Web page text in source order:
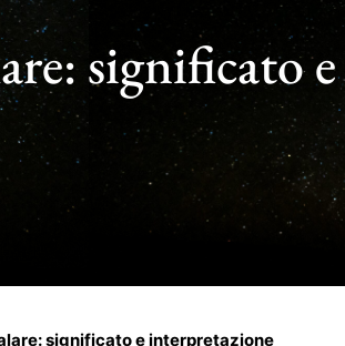
significato
significato e interpretazione